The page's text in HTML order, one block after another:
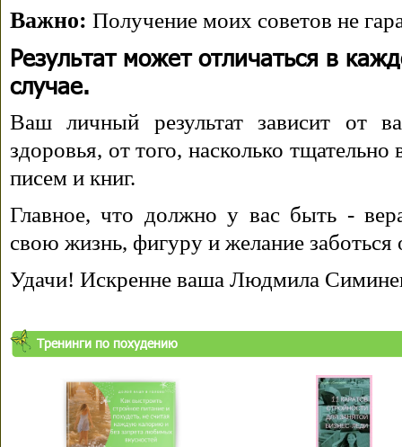
Важно: Получение моих советов не
Результат может отличаться в
случае.
Ваш личный результат зависит от
здоровья, от того, насколько
писем и книг.
Главное, что должно у вас быть -
свою жизнь, фигуру и желание заботься
Удачи! Искренне ваша Людмила
Тренинги по похудению